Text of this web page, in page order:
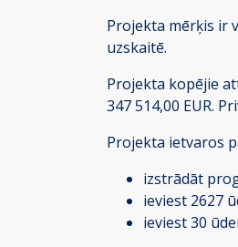
Projekta mērķis ir
uzskaitē.
Projekta kopējie
347 514,00 EUR.
Projekta ietvaros
izstrādāt
ieviest 2627
ieviest 30